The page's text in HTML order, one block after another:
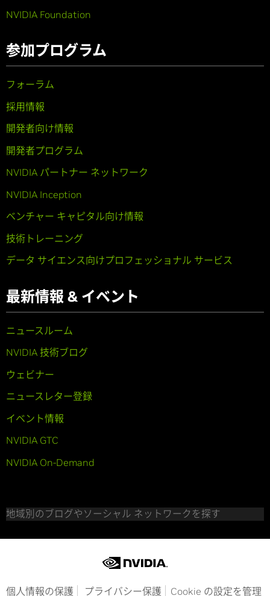
NVIDIA Foundation
参加プログラム
フォーラム
採用情報
開発者向け情報
開発者プログラム
NVIDIA パートナー ネットワーク
NVIDIA Inception
ベンチャー キャピタル向け情報
技術トレーニング
データ サイエンス向けプロフェッショナル サービス
最新情報 & イベント
ニュースルーム
NVIDIA 技術ブログ
ウェビナー
ニュースレター登録
イベント情報
NVIDIA GTC
NVIDIA On-Demand
地域別のブログやソーシャル ネットワークを探す
個人情報の保護 プライバシー保護 Cookie の設定を管理